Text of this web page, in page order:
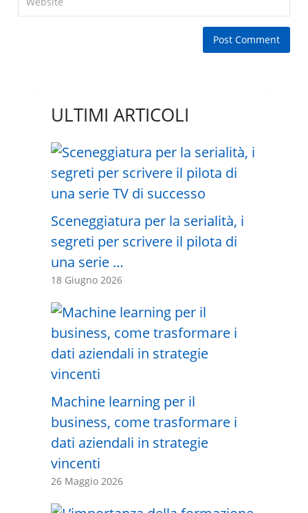
ULTIMI ARTICOLI
Sceneggiatura per la serialità, i
segreti per scrivere il pilota di
una serie …
18 Giugno 2026
Machine learning per il
business, come trasformare i
dati aziendali in strategie
vincenti
26 Maggio 2026